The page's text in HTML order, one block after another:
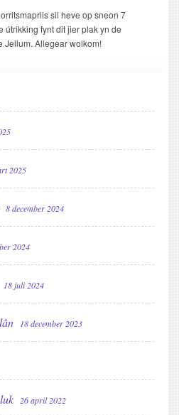
sil heve op sneon 7
útrikking fynt dit jier plak yn de
Jellum. Allegear wolkom!
2025
8 december 2024
2024
18 juli 2024
18 december 2023
26 april 2022